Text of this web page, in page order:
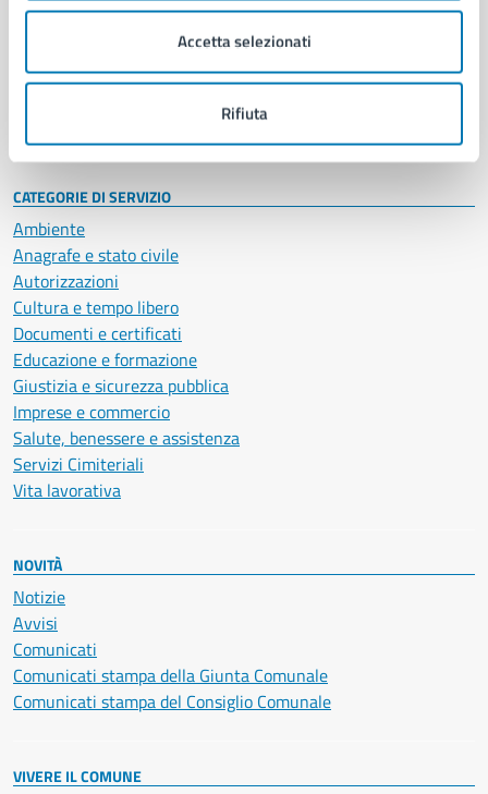
Accetta selezionati
Rifiuta
Enti e fondazioni
Personale amministrativo
Intranet, posta aziendale e protocollo
CATEGORIE DI SERVIZIO
Ambiente
Anagrafe e stato civile
Autorizzazioni
Cultura e tempo libero
Documenti e certificati
Educazione e formazione
Giustizia e sicurezza pubblica
Imprese e commercio
Salute, benessere e assistenza
Servizi Cimiteriali
Vita lavorativa
NOVITÀ
Notizie
Avvisi
Comunicati
Comunicati stampa della Giunta Comunale
Comunicati stampa del Consiglio Comunale
VIVERE IL COMUNE